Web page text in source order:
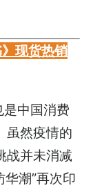
现货热销
中国消费
虽然疫情的
战并未消减
潮”再次印